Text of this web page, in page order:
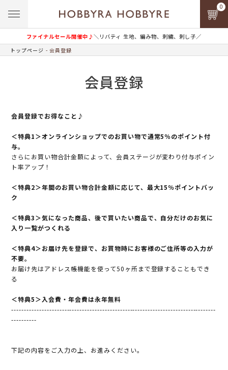
ファイナルセール開催中♪＼リバティ 生地、編み物、刺繍、刺し子／
0
トップページ 会員登録
会員登録
会員登録でお得なこと♪
＜特典1＞オンラインショップでのお買い物で通常5％のポイント付
与。
さらにお買い物合計金額によって、会員ステージが変わり付与ポイン
ト率アップ！
＜特典2＞年間のお買い物合計金額に応じて、最大15％ポイントバッ
ク
＜特典3＞気になった商品、後で買いたい商品で、自分だけのお気に
入り一覧がつくれる
＜特典4＞お届け先を登録で、お買物時にお客様のご住所等の入力が
不要。
お届け先はアドレス帳機能を使って50ヶ所まで登録することもでき
る
＜特典5＞入会費・年会費は永年無料
---------------------------------------------------------------------------------
----------
下記の内容をご入力の上、お進みください。